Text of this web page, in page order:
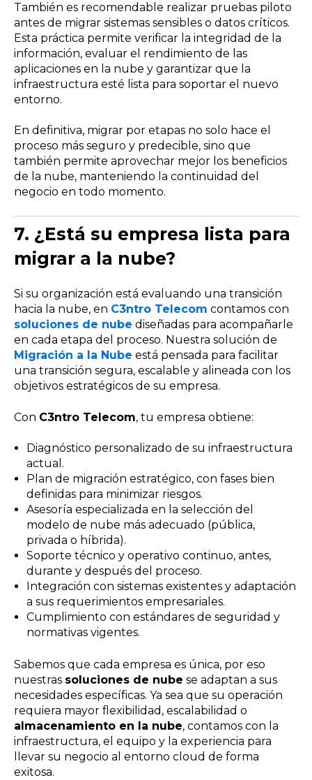
También es recomendable realizar pruebas piloto
antes de migrar sistemas sensibles o datos críticos.
Esta práctica permite verificar la integridad de la
información, evaluar el rendimiento de las
aplicaciones en la nube y garantizar que la
infraestructura esté lista para soportar el nuevo
entorno.
En definitiva, migrar por etapas no solo hace el
proceso más seguro y predecible, sino que
también permite aprovechar mejor los beneficios
de la nube, manteniendo la continuidad del
negocio en todo momento.
7. ¿Está su empresa lista para
migrar a la nube?
Si su organización está evaluando una transición
hacia la nube, en C3ntro Telecom contamos con
soluciones de nube diseñadas para acompañarle
en cada etapa del proceso. Nuestra solución de
Migración a la Nube está pensada para facilitar
una transición segura, escalable y alineada con los
objetivos estratégicos de su empresa.
Con C3ntro Telecom, tu empresa obtiene:
Diagnóstico personalizado de su infraestructura
actual.
Plan de migración estratégico, con fases bien
definidas para minimizar riesgos.
Asesoría especializada en la selección del
modelo de nube más adecuado (pública,
privada o híbrida).
Soporte técnico y operativo continuo, antes,
durante y después del proceso.
Integración con sistemas existentes y adaptación
a sus requerimientos empresariales.
Cumplimiento con estándares de seguridad y
normativas vigentes.
Sabemos que cada empresa es única, por eso
nuestras soluciones de nube se adaptan a sus
necesidades específicas. Ya sea que su operación
requiera mayor flexibilidad, escalabilidad o
almacenamiento en la nube, contamos con la
infraestructura, el equipo y la experiencia para
llevar su negocio al entorno cloud de forma
exitosa.